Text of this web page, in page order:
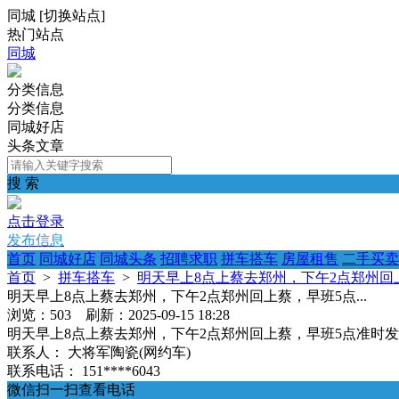
同城 [切换站点]
热门站点
同城
分类信息
分类信息
同城好店
头条文章
搜 索
点击登录
发布信息
首页 同城好店 同城头条 招聘求职 拼车搭车 房屋租售 二手买卖
首页 > 拼车搭车 > 明天早上8点上蔡去郑州，下午2点郑州回
明天早上8点上蔡去郑州，下午2点郑州回上蔡，早班5点...
浏览：503 刷新：2025-09-15 18:28
明天早上8点上蔡去郑州，下午2点郑州回上蔡，早班5点准时
联系人：
大将军陶瓷(网约车)
联系电话：
151****6043
微信扫一扫查看电话